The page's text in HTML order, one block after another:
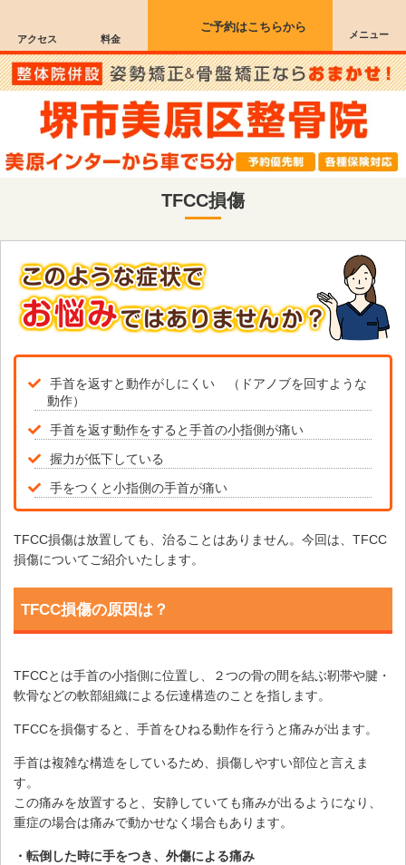
アクセス 料金
ご予約はこちらから
メニュー
TFCC損傷
手首を返すと動作がしにくい （ドアノブを回すような
動作）
手首を返す動作をすると手首の小指側が痛い
握力が低下している
手をつくと小指側の手首が痛い
TFCC損傷は放置しても、治ることはありません。今回は、TFCC
損傷についてご紹介いたします。
TFCC損傷の原因は？
TFCCとは手首の小指側に位置し、２つの骨の間を結ぶ靭帯や腱・
軟骨などの軟部組織による伝達構造のことを指します。
TFCCを損傷すると、手首をひねる動作を行うと痛みが出ます。
手首は複雑な構造をしているため、損傷しやすい部位と言えま
す。
この痛みを放置すると、安静していても痛みが出るようになり、
重症の場合は痛みで動かせなく場合もあります。
・転倒した時に手をつき、外傷による痛み